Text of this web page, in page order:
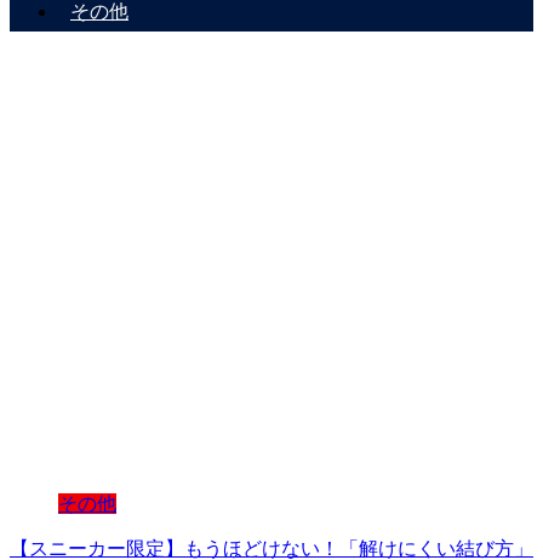
その他
その他
【スニーカー限定】もうほどけない！「解けにくい結び方」